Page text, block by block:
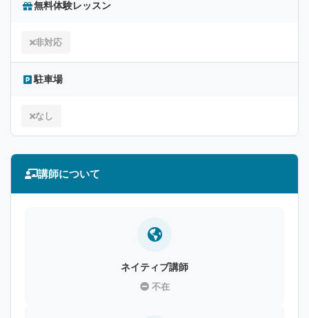
無料体験レッスン
非対応
駐車場
なし
講師について
ネイティブ講師
不在